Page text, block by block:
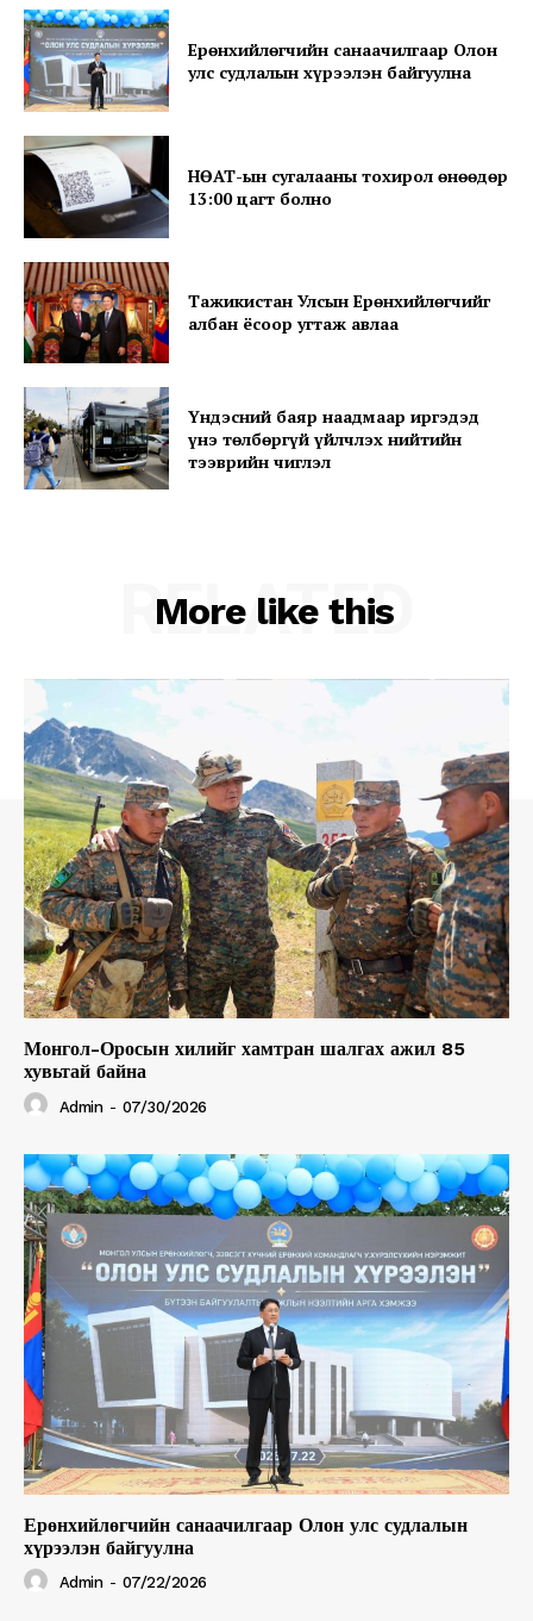
Company
About
Contact us
Subscription Plans
My account
Ерөнхийлөгчийн санаачилгаар Олон
улс судлалын хүрээлэн байгуулна
НӨАТ-ын сугалааны тохирол өнөөдөр
13:00 цагт болно
Тажикистан Улсын Ерөнхийлөгчийг
албан ёсоор угтаж авлаа
Үндэсний баяр наадмаар иргэдэд
үнэ төлбөргүй үйлчлэх нийтийн
тээврийн чиглэл
More like this
RELATED
Монгол-Оросын хилийг хамтран шалгах ажил 85
хувьтай байна
Admin - 07/30/2026
Ерөнхийлөгчийн санаачилгаар Олон улс судлалын
хүрээлэн байгуулна
Admin - 07/22/2026